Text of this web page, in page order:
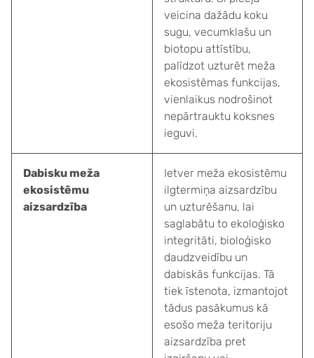
veicina dažādu koku
sugu, vecumklašu un
biotopu attīstību,
palīdzot uzturēt meža
ekosistēmas funkcijas,
vienlaikus nodrošinot
nepārtrauktu koksnes
ieguvi.
Dabisku meža
ekosistēmu
aizsardzība
Ietver meža ekosistēmu
ilgtermiņa aizsardzību
un uzturēšanu, lai
saglabātu to ekoloģisko
integritāti, bioloģisko
daudzveidību un
dabiskās funkcijas. Tā
tiek īstenota, izmantojot
tādus pasākumus kā
esošo meža teritoriju
aizsardzība pret